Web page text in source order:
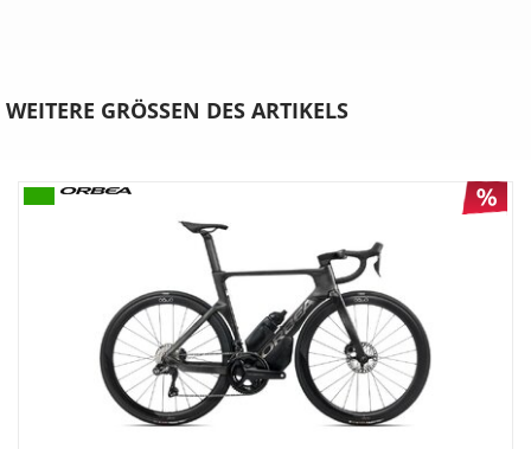
Vorderradbremse: Shimano R8170 Hydraulic Disc
Reifen: Vittoria Corsa N.Ext G2.0 Foldable 700x28c
Gabel: Orbea Orca Aero OMX ICR, full carbon, 1-1/8" - 1,5"
tappered head tube compatible, Thru axle 12x100mm,
thread M12x2 P1, Speed release compatible dropout.
WEITERE GRÖSSEN DES ARTIKELS